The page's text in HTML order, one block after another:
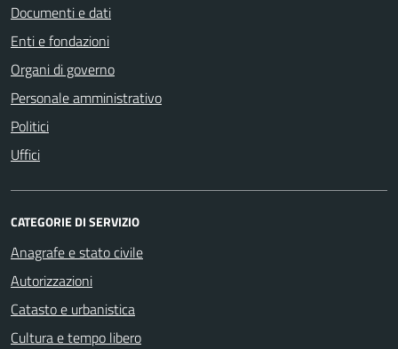
Documenti e dati
Enti e fondazioni
Organi di governo
Personale amministrativo
Politici
Uffici
CATEGORIE DI SERVIZIO
Anagrafe e stato civile
Autorizzazioni
Catasto e urbanistica
Cultura e tempo libero